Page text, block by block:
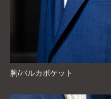
胸/バルカポケット